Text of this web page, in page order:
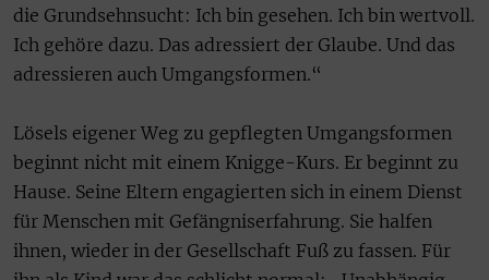
die Grundsehnsucht: Ich bin gesehen. Ich bin wertvoll.
Ich gehöre dazu. Das adressiert der Glaube. Und das
adressieren auch Umgangsformen.“
Lösels eigener Weg zu gepflegten Umgangsformen
beginnt nicht mit einem Knigge-Kurs. Er beginnt zu
Hause. Seine Eltern engagierten sich in einem Dienst
für Menschen mit Gefängniserfahrung. Sie halfen
ihnen, wieder in der Gesellschaft Fuß zu fassen. Für